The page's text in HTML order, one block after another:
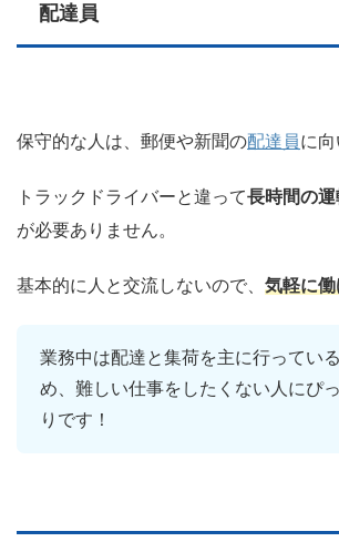
配達員
保守的な人は、郵便や新聞の配達員に向
トラックドライバーと違って長時間の運
が必要ありません。
基本的に人と交流しないので、 気軽に
業務中は配達と集荷を主に行ってい
め、難しい仕事をしたくない人にぴ
りです！